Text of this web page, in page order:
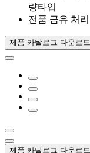
량타입
전품 금유 처리
제품 카탈로그 다운로드
제품 카탈로그 다운로드